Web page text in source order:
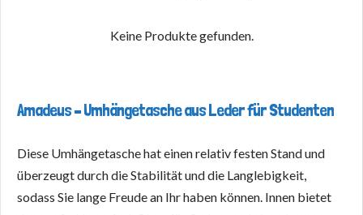
Keine Produkte gefunden.
Amadeus – Umhängetasche aus Leder für Studenten
Diese Umhängetasche hat einen relativ festen Stand und
überzeugt durch die Stabilität und die Langlebigkeit,
sodass Sie lange Freude an Ihr haben können. Innen bietet